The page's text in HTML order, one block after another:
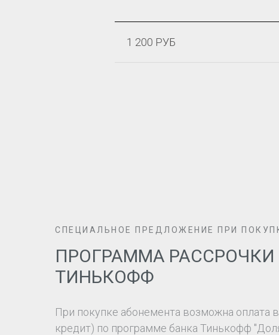
1 200 РУБ
СПЕЦИАЛЬНОЕ ПРЕДЛОЖЕНИЕ ПРИ
ПРОГРАММА РАССРОЧКИ
ТИНЬКОФФ
При покупке абонемента возможна оплата
кредит) по программе банка Тинькофф